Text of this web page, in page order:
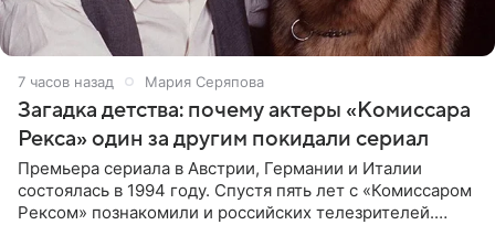
7 часов назад Мария Серяпова
Загадка детства: почему актеры «Комиссара
Рекса» один за другим покидали сериал
Премьера сериала в Австрии, Германии и Италии
состоялась в 1994 году. Спустя пять лет с «Комиссаром
Рексом» познакомили и российских телезрителей.